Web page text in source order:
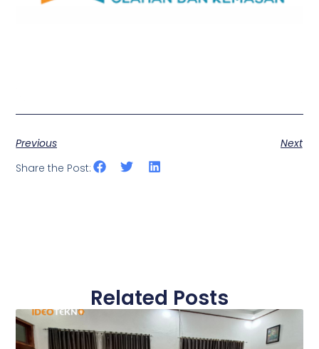
Previous
Next
Share the Post:
Related Posts